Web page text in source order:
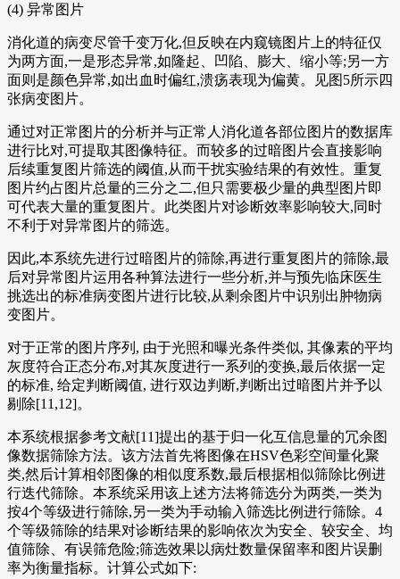
(4) 异常图片
消化道的病变尽管千变万化,但反映在内窥镜图片上的特征仅
为两方面,一是形态异常,如隆起、凹陷、膨大、缩小等;另一方
面则是颜色异常,如出血时偏红,溃疡表现为偏黄。见图5所示四
张病变图片。
通过对正常图片的分析并与正常人消化道各部位图片的数据库
进行比对,可提取其图像特征。而较多的过暗图片会直接影响
后续重复图片筛选的阈值,从而干扰实验结果的有效性。重复
图片约占图片总量的三分之二,但只需要极少量的典型图片即
可代表大量的重复图片。此类图片对诊断效率影响较大,同时
不利于对异常图片的筛选。
因此,本系统先进行过暗图片的筛除,再进行重复图片的筛除,最
后对异常图片运用各种算法进行一些分析,并与预先临床医生
挑选出的标准病变图片进行比较,从剩余图片中识别出肿物病
变图片。
对于正常的图片序列, 由于光照和曝光条件类似, 其像素的平均
灰度符合正态分布,对其灰度进行一系列的变换,最后依据一定
的标准, 给定判断阈值, 进行双边判断,判断出过暗图片并予以
剔除[11,12]。
本系统根据参考文献[11]提出的基于归一化互信息量的冗余图
像数据筛除方法。该方法首先将图像在HSV色彩空间量化聚
类,然后计算相邻图像的相似度系数,最后根据相似筛除比例进
行迭代筛除。本系统采用该上述方法将筛选分为两类,一类为
按4个等级进行筛除,另一类为手动输入筛选比例进行筛除。4
个等级筛除的结果对诊断结果的影响依次为安全、较安全、均
值筛除、有误筛危险;筛选效果以病灶数量保留率和图片误删
率为衡量指标。计算公式如下: